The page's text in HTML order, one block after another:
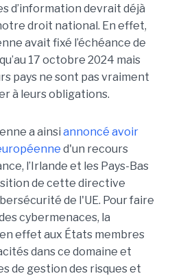
d’information devrait déjà
droit national. En effet,
avait fixé l’échéance de
17 octobre 2024 mais
pays ne sont pas vraiment
à leurs obligations.
a ainsi annoncé avoir
d'un recours
l’Irlande et les Pays-Bas
de cette directive
de l'UE. Pour faire
cybermenaces, la
effet aux États membres
dans ce domaine et
de gestion des risques et